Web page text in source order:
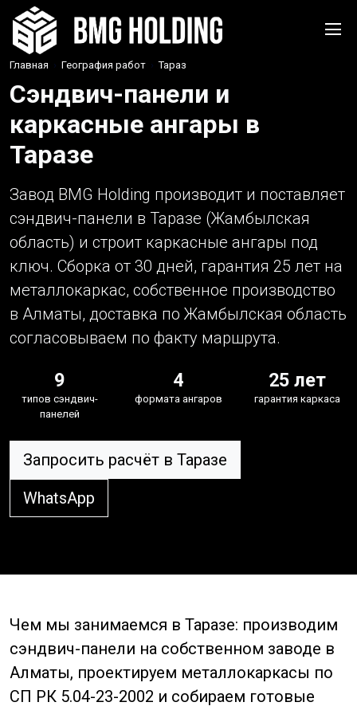
Главная › География работ › Тараз
Сэндвич-панели и
каркасные ангары в
Таразе
Завод BMG Holding производит и поставляет
сэндвич-панели в Таразе (Жамбылская
область) и строит каркасные ангары под
ключ. Сборка от 30 дней, гарантия 25 лет на
металлокаркас, собственное производство
в Алматы, доставка по Жамбылская область
согласовываем по факту маршрута.
9
типов сэндвич-
панелей
4
формата ангаров
25 лет
гарантия каркаса
Запросить расчёт в Таразе
WhatsApp
Чем мы занимаемся в Таразе: производим
сэндвич-панели на собственном заводе в
Алматы, проектируем металлокаркасы по
СП РК 5.04-23-2002 и собираем готовые